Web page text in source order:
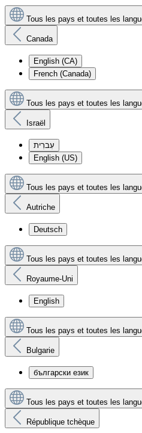
Tous les pays et toutes les
Canada
English (CA)
French (Canada)
Tous les pays et toutes les
Israël
עִברִית
English (US)
Tous les pays et toutes les
Autriche
Deutsch
Tous les pays et toutes les
Royaume-Uni
English
Tous les pays et toutes les
Bulgarie
български език
Tous les pays et toutes les
République tchèque